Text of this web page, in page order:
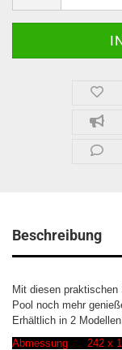
Beschreibung
Mit diesen
Pool noch mehr
Erhältlich in 2
Abmessung
242 x